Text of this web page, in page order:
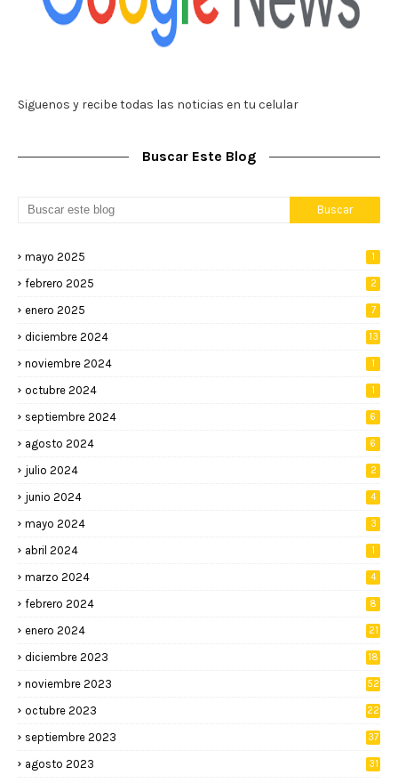
Siguenos y recibe todas las noticias en tu celular
Buscar Este Blog
mayo 2025 1
febrero 2025 2
enero 2025 7
diciembre 2024 13
noviembre 2024 1
octubre 2024 1
septiembre 2024 6
agosto 2024 6
julio 2024 2
junio 2024 4
mayo 2024 3
abril 2024 1
marzo 2024 4
febrero 2024 8
enero 2024 21
diciembre 2023 18
noviembre 2023 52
octubre 2023 22
septiembre 2023 37
agosto 2023 31